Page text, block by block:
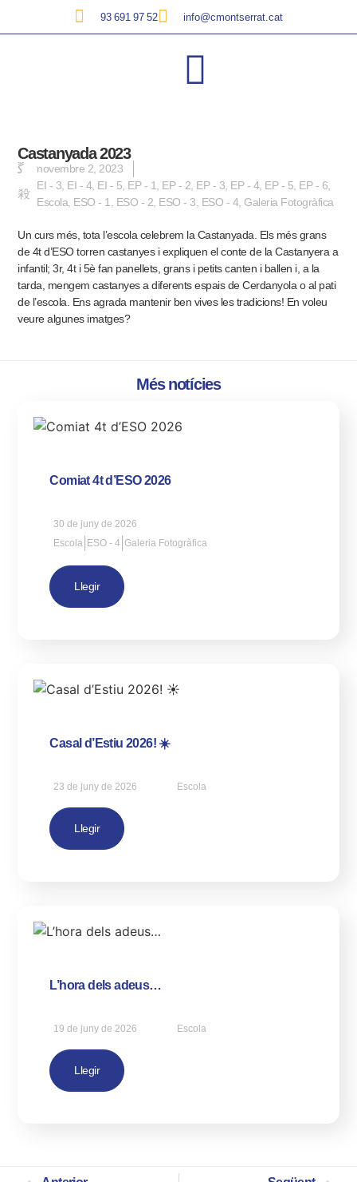
93 691 97 52 info@cmontserrat.cat
Castanyada 2023
novembre 2, 2023
EI - 3 EI - 4, EI - 5 EP - 1 EP - 2 EP - 3 EP - 4, EP - 5 EP - 6
Escola ESO - 1 ESO - 2 ESO - 3 ESO - 4, Galeria Fotogràfica
Un curs més, tota l’escola celebrem la Castanyada. Els més grans
de 4t d’ESO torren castanyes i expliquen el conte de la Castanyera a
infantil; 3r, 4t i 5è fan panellets, grans i petits canten i ballen i, a la
tarda, mengem castanyes a diferents espais de Cerdanyola o al pati
de l’escola. Ens agrada mantenir ben vives les tradicions! En voleu
veure algunes imatges?
Més notícies
Comiat 4t d’ESO 2026
30 de juny de 2026
Escola ESO - 4 |Galeria Fotogràfica
Llegir
Casal d’Estiu 2026! ☀️
23 de juny de 2026 Escola
Llegir
L’hora dels adeus…
19 de juny de 2026 Escola
Llegir